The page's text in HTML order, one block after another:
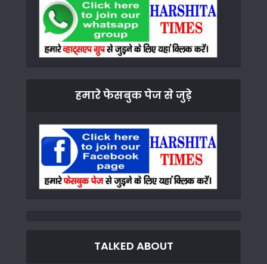
हमारे फेसबुक पेज से जुड़े
TALKED ABOUT